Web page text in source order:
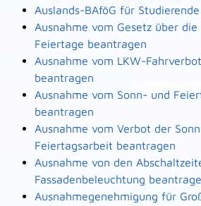
Auslands-BAföG für
Ausnahme vom Gesetz über
Feiertage beantragen
Ausnahme vom LKW-
beantragen
Ausnahme vom Sonn- und
beantragen
Ausnahme vom Verbot der
Feiertagsarbeit beantragen
Ausnahme von den
Fassadenbeleuchtung
Ausnahmegenehmigung für